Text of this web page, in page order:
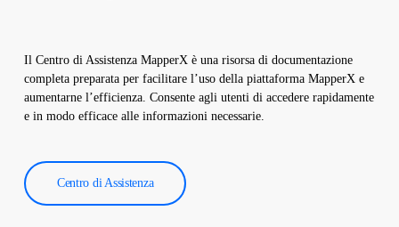
sono utilizzati per migliorare l’efficienza degli impianti solari e
ridurre i costi operativi.
Il Centro di Assistenza MapperX è una risorsa di documentazione
completa preparata per facilitare l’uso della piattaforma MapperX e
aumentarne l’efficienza. Consente agli utenti di accedere rapidamente
e in modo efficace alle informazioni necessarie.
Centro di Assistenza